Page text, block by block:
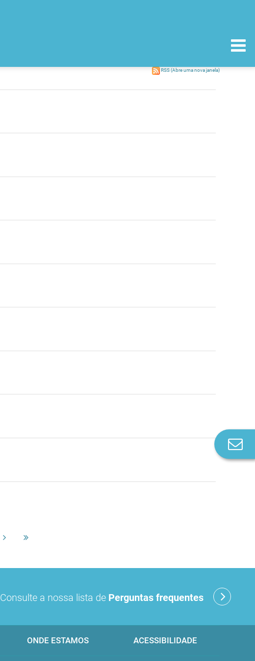
RSS(Abre uma nova janela)
Consulte a nossa lista de Perguntas frequentes
ONDE ESTAMOS ACESSIBILIDADE